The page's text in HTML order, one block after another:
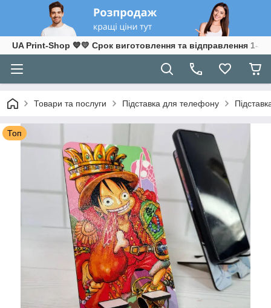
UA Print-Shop ​💙💛 Срок виготовлення та відправлення 1-3
Товари та послуги Підставка для телефону
Топ